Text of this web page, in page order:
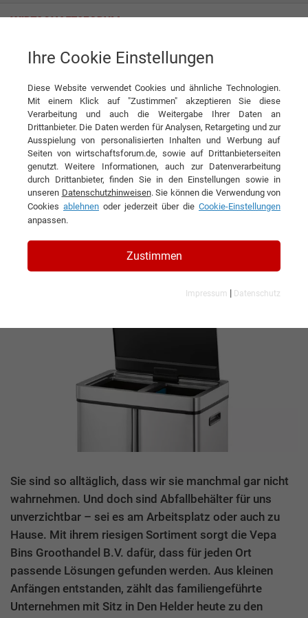
Vepa Bins Groothandel B.V.
Interview Vepa Bins Groothandel B.V.
DIESEN ARTIKEL EMPFEHLEN
Vielfalt: Für jeden Zweck der
richtige Abfalleimer
kaufmännischer Direktor der Vepa Bins
Groothandel B.V.
Sie sind so alltäglich, dass wir sie manchmal gar nicht
wahrnehmen. Und doch sind Abfallbehälter für uns
unverzichtbar – sei es am Arbeitsplatz oder auch zu
Hause. Mit ihrem riesigen Sortiment sorgt die Vepa
Bins Groothandel B.V. dafür, dass für jeden Ort
passende Lösungen gefunden werden. Aus kleinen
Anfängen entstanden, zählt das familiengeführte
Unternehmen mit Sitz in Den Helder heute zu den
Ihre Cookie Einstellungen
Diese Website verwendet Cookies und ähnliche Technologien.
Mit einem Klick auf "Zustimmen" akzeptieren Sie diese
Verarbeitung und auch die Weitergabe Ihrer Daten an
Drittanbieter. Die Daten werden für Analysen, Retargeting und zur
Ausspielung von personalisierten Inhalten und Werbung auf
Seiten von wirtschaftsforum.de, sowie auf Drittanbieterseiten
genutzt. Weitere Informationen, auch zur Datenverarbeitung
durch Drittanbieter, finden Sie in den Einstellungen sowie in
unseren Datenschutzhinweisen. Sie können die Verwendung von
Cookies ablehnen oder jederzeit über die Cookie-Einstellungen
anpassen.
Zustimmen
Impressum | Datenschutz